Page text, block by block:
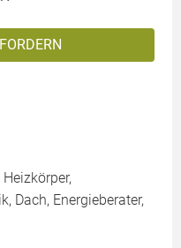
Dach, Energieberater,